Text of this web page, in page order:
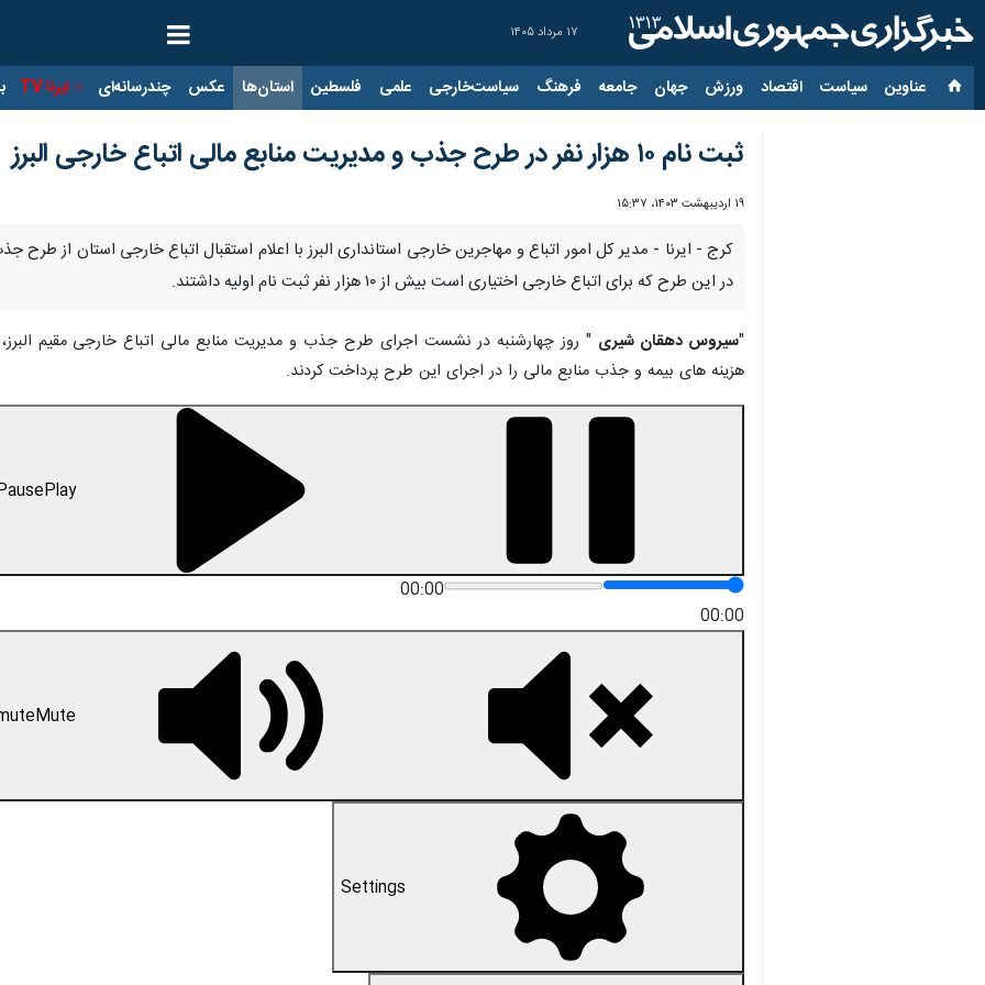
۱۷ مرداد ۱۴۰۵
عناوین‌ سیاست اقتصاد ورزش جهان جامعه فرهنگ سیاست‌خارجی علمی فلسطین استان‌ها عکس چندرسانه‌ای ایرنا TV
ثبت نام ۱۰ هزار نفر در طرح جذب و مدیریت منابع مالی اتباع خارجی البرز
۱۹ اردیبهشت ۱۴۰۳، ۱۵:۳۷
کرج - ایرنا - مدیر کل امور اتباع و مهاجرین خارجی استانداری البرز با اعلام استقبال اتباع خارجی استان از
در این طرح که برای اتباع خارجی اختیاری است بیش از ۱۰ هزار نفر ثبت نام اولیه داشتند.
"سیروس دهقان شیری
هزینه های بیمه و جذب منابع مالی را در اجرای این طرح پرداخت کردند.
Play
00:00
00:00
Mute
Settings